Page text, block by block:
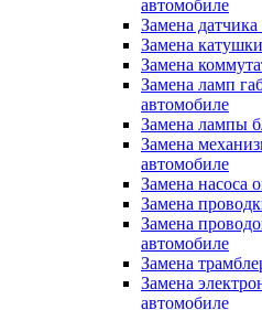
автомобиле
Замена
Замена
Замена
Замена ламп
автомобиле
Замена лампы
Замена
автомобиле
Замена насоса
Замена
Замена
автомобиле
Замена
Замена
автомобиле